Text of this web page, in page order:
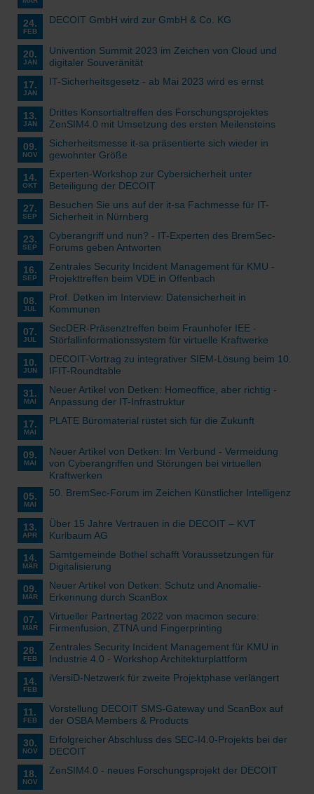
24.
FEB
DECOIT GmbH wird zur GmbH & Co. KG
20.
JAN
Univention Summit 2023 im Zeichen von Cloud und
digitaler Souveränität
17.
JAN
IT-Sicherheitsgesetz - ab Mai 2023 wird es ernst
13.
JAN
Drittes Konsortialtreffen des Forschungsprojektes
ZenSIM4.0 mit Umsetzung des ersten Meilensteins
09.
NOV
Sicherheitsmesse it-sa präsentierte sich wieder in
gewohnter Größe
14.
OKT
Experten-Workshop zur Cybersicherheit unter
Beteiligung der DECOIT
27.
SEP
Besuchen Sie uns auf der it-sa Fachmesse für IT-
Sicherheit in Nürnberg
23.
SEP
Cyberangriff und nun? - IT-Experten des BremSec-
Forums geben Antworten
16.
SEP
Zentrales Security Incident Management für KMU -
Projekttreffen beim VDE in Offenbach
08.
JUL
Prof. Detken im Interview: Datensicherheit in
Kommunen
07.
JUL
SecDER-Präsenztreffen beim Fraunhofer IEE -
Störfallinformationssystem für virtuelle Kraftwerke
10.
JUN
DECOIT-Vortrag zu integrativer SIEM-Lösung beim 10.
IFIT-Roundtable
31.
MAI
Neuer Artikel von Detken: Homeoffice, aber richtig -
Anpassung der IT-Infrastruktur
17.
MAI
PLATE Büromaterial rüstet sich für die Zukunft
09.
MAI
Neuer Artikel von Detken: Im Verbund - Vermeidung
von Cyberangriffen und Störungen bei virtuellen
Kraftwerken
05.
MAI
50. BremSec-Forum im Zeichen Künstlicher Intelligenz
13.
APR
Über 15 Jahre Vertrauen in die DECOIT – KVT
Kurlbaum AG
14.
MÄR
Samtgemeinde Bothel schafft Voraussetzungen für
Digitalisierung
09.
MÄR
Neuer Artikel von Detken: Schutz und Anomalie-
Erkennung durch ScanBox
07.
MÄR
Virtueller Partnertag 2022 von macmon secure:
Firmenfusion, ZTNA und Fingerprinting
28.
FEB
Zentrales Security Incident Management für KMU in
Industrie 4.0 - Workshop Architekturplattform
14.
FEB
iVersiD-Netzwerk für zweite Projektphase verlängert
11.
FEB
Vorstellung DECOIT SMS-Gateway und ScanBox auf
der OSBA Members & Products
30.
NOV
Erfolgreicher Abschluss des SEC-I4.0-Projekts bei der
DECOIT
18.
NOV
ZenSIM4.0 - neues Forschungsprojekt der DECOIT